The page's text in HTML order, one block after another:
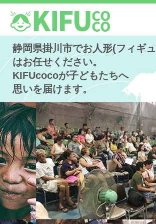
静岡県掛川市でお人形(フィギ
はお任せください。
KIFUcocoが子どもたちへ
思いを届けます。